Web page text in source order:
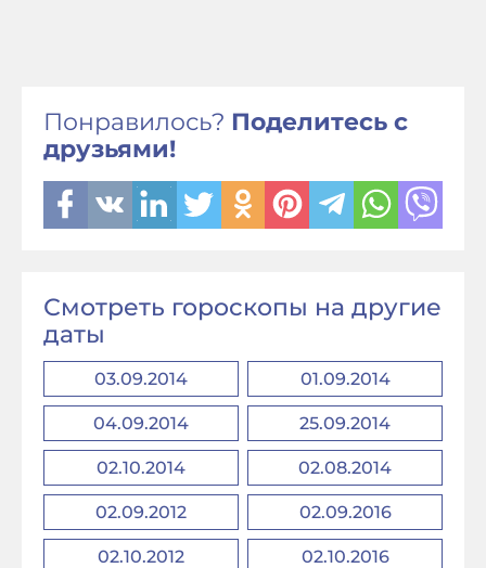
Понравилось? Поделитесь с
друзьями!
Смотреть гороскопы на другие
даты
03.09.2014 01.09.2014
04.09.2014 25.09.2014
02.10.2014 02.08.2014
02.09.2012 02.09.2016
02.10.2012 02.10.2016